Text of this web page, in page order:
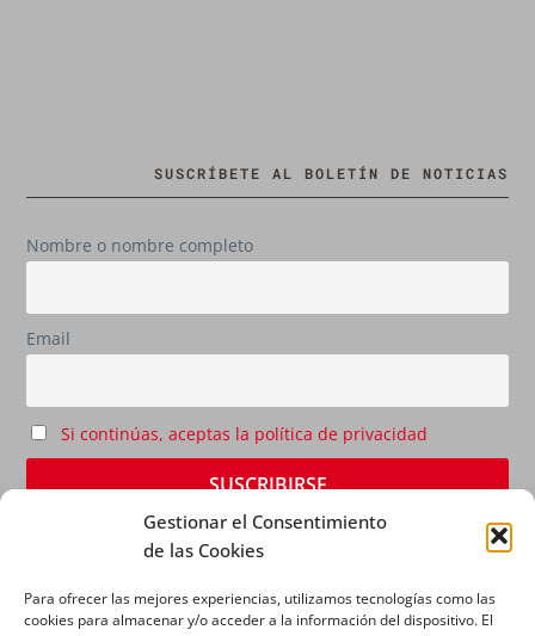
Gestionar el Consentimiento
de las Cookies
Para ofrecer las mejores experiencias, utilizamos tecnologías como las
cookies para almacenar y/o acceder a la información del dispositivo. El
SUSCRÍBETE AL BOLETÍN DE NOTICIAS
Nombre o nombre completo
Email
Si continúas, aceptas la política de privacidad